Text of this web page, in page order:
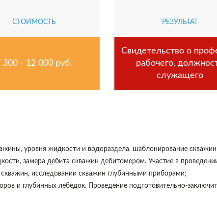
СТОИМОСТЬ
300 - 12 000 руб.
РЕЗУЛЬТАТ
Свидетельство о
рабочего,
служащего
уровня жидкости и водораздела, шаблонирование
замера дебита скважин дебитомером. Участие в
исследовании скважин глубинными приборами;
и глубинных лебедок. Проведение подготовительно-